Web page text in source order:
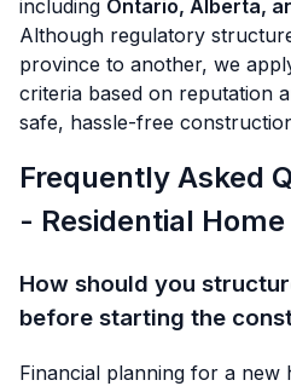
including Ontario, Alberta,
Although regulatory
province to another, we
criteria based on reputation
safe, hassle-free
Frequently Asked
- Residential
How should you
before starting the
Financial planning for a new